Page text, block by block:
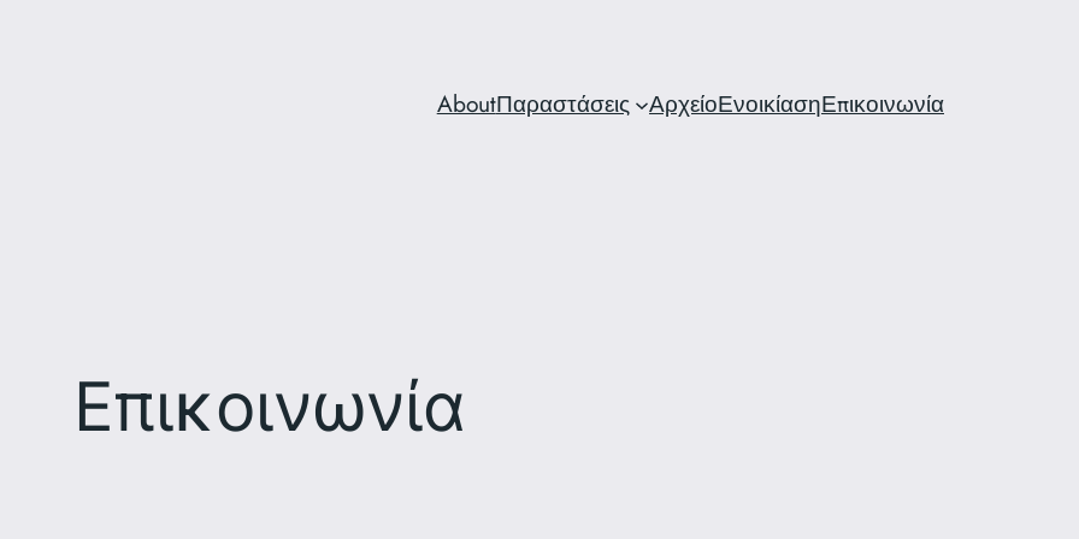
AboutΠαραστάσεις ΑρχείοΕνοικίασηΕπικοινωνία
Επικοινωνία